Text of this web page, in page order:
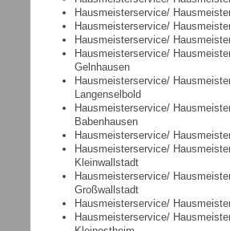
Hausmeisterservice/
Hausmeisterservice/
Hausmeisterservice/
Hausmeisterservice/
Gelnhausen
Hausmeisterservice/
Langenselbold
Hausmeisterservice/
Babenhausen
Hausmeisterservice/
Hausmeisterservice/
Kleinwallstadt
Hausmeisterservice/
Großwallstadt
Hausmeisterservice/
Hausmeisterservice/